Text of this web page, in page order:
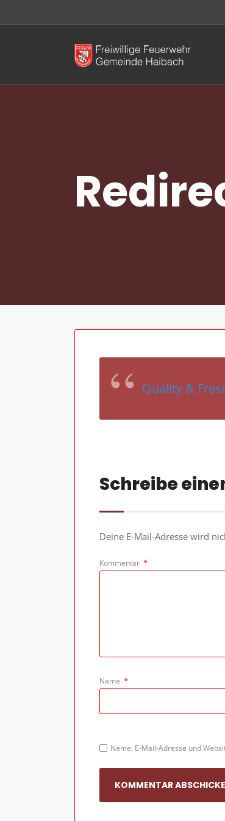
Quality &
Schreibe
Deine E-Mail-Adresse wird
Kommentar *
Name *
Name, E-Mail-Adresse und